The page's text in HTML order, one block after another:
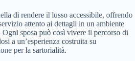
di rendere il lusso accessibile, offrendo
attento ai dettagli in un ambiente
Ogni sposa può così vivere il percorso di
a un’esperienza costruita su
per la sartorialità.